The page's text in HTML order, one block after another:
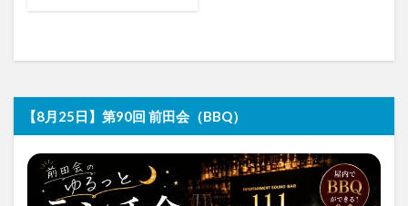
【8月25日】第90回 前田会（BBQ）